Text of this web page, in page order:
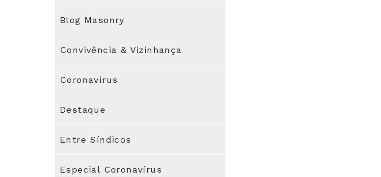
Blog Masonry
Convivência & Vizinhança
Coronavírus
Destaque
Entre Síndicos
Especial Coronavírus